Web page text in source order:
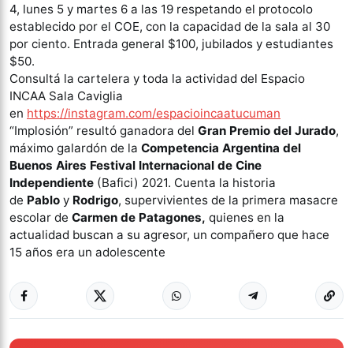
4, lunes 5 y martes 6 a las 19 respetando el protocolo
establecido por el COE, con la capacidad de la sala al 30
por ciento. Entrada general $100, jubilados y estudiantes
$50.
Consultá la cartelera y toda la actividad del Espacio
INCAA Sala Caviglia
en https://instagram.com/espacioincaatucuman
“Implosión” resultó ganadora del Gran Premio del Jurado,
máximo galardón de la Competencia Argentina del
Buenos Aires Festival Internacional de Cine
Independiente (Bafici) 2021. Cuenta la historia
de Pablo y Rodrigo, supervivientes de la primera masacre
escolar de Carmen de Patagones, quienes en la
actualidad buscan a su agresor, un compañero que hace
15 años era un adolescente